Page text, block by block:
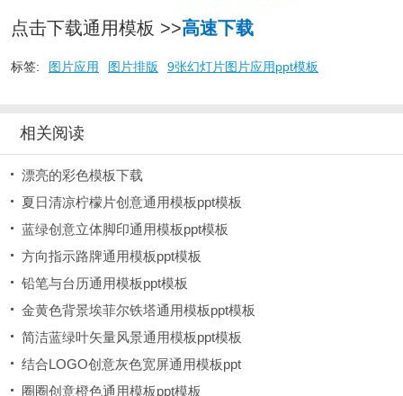
点击下载通用模板 >>高速下载
标签: 图片应用 图片排版 9张幻灯片图片应用ppt模板
相关阅读
漂亮的彩色模板下载
夏日清凉柠檬片创意通用模板ppt模板
蓝绿创意立体脚印通用模板ppt模板
方向指示路牌通用模板ppt模板
铅笔与台历通用模板ppt模板
金黄色背景埃菲尔铁塔通用模板ppt模板
简洁蓝绿叶矢量风景通用模板ppt模板
结合LOGO创意灰色宽屏通用模板ppt
圈圈创意橙色通用模板ppt模板